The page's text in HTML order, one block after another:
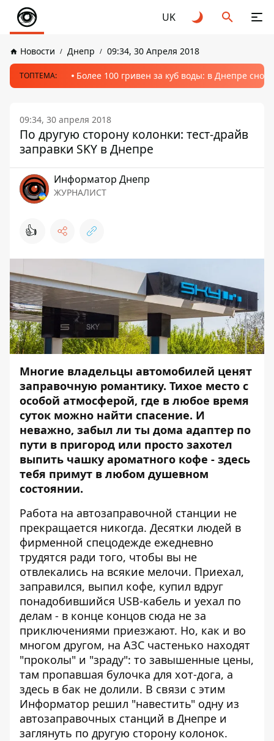
UK
Новости Днепр 09:34, 30 Апреля 2018
ТОПТЕМА: Более 100 гривен за куб воды: в Днепре
09:34, 30 апреля 2018
По другую сторону колонки: тест-драйв
заправки SKY в Днепре
Информатор Днепр
ЖУРНАЛИСТ
👍
Многие владельцы автомобилей ценят
заправочную романтику. Тихое место с
особой атмосферой, где в любое время
суток можно найти спасение. И
неважно, забыл ли ты дома адаптер по
пути в пригород или просто захотел
выпить чашку ароматного кофе - здесь
тебя примут в любом душевном
состоянии.
Работа на автозаправочной станции не
прекращается никогда. Десятки людей в
фирменной спецодежде ежедневно
трудятся ради того, чтобы вы не
отвлекались на всякие мелочи. Приехал,
заправился, выпил кофе, купил вдруг
понадобившийся USB-кабель и уехал по
делам - в конце концов сюда не за
приключениями приезжают. Но, как и во
многом другом, на АЗС частенько находят
"проколы" и "зраду": то завышенные цены,
там пропавшая булочка для хот-дога, а
здесь в бак не долили. В связи с этим
Информатор решил "навестить" одну из
автозаправочных станций в Днепре и
заглянуть по другую сторону колонок.